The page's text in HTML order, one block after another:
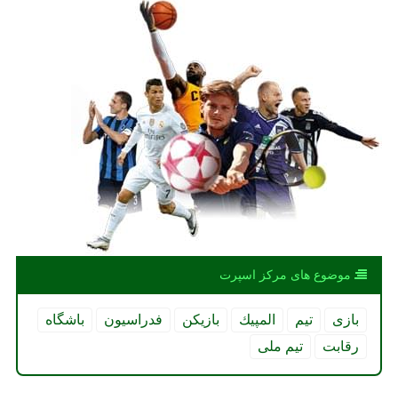
موضوع های مركز اسپرت
بازی تیم المپیك بازیكن فدراسیون
باشگاه
رقابت
تیم ملی